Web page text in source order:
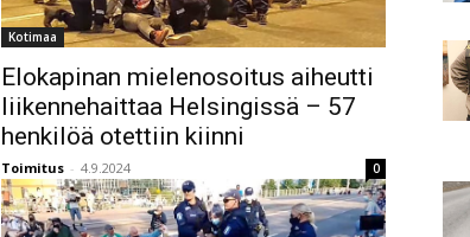
Kotimaa
Elokapinan mielenosoitus aiheutti
liikennehaittaa Helsingissä – 57
henkilöä otettiin kiinni
Toimitus - 4.9.2024 0